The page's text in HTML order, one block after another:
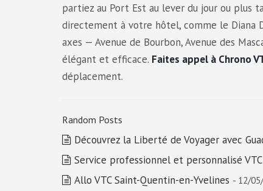
partiez au Port Est au lever du jour ou plus
directement à votre hôtel, comme le Diana
axes — Avenue de Bourbon, Avenue des
élégant et efficace. Faites appel à Chrono
déplacement.
Random Posts
Découvrez la Liberté de Voyager avec
Service professionnel et personnalisé VTC
Allo VTC Saint-Quentin-en-Yvelines - 12/